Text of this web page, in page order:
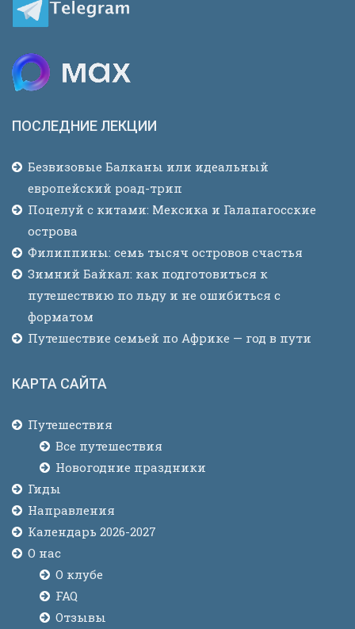
ПОСЛЕДНИЕ ЛЕКЦИИ
Безвизовые Балканы или идеальный
европейский роад-трип
Поцелуй с китами: Мексика и Галапагосские
острова
Филиппины: семь тысяч островов счастья
Зимний Байкал: как подготовиться к
путешествию по льду и не ошибиться с
форматом
Путешествие семьей по Африке — год в пути
КАРТА САЙТА
Путешествия
Все путешествия
Новогодние праздники
Гиды
Направления
Календарь 2026-2027
О нас
О клубе
FAQ
Отзывы